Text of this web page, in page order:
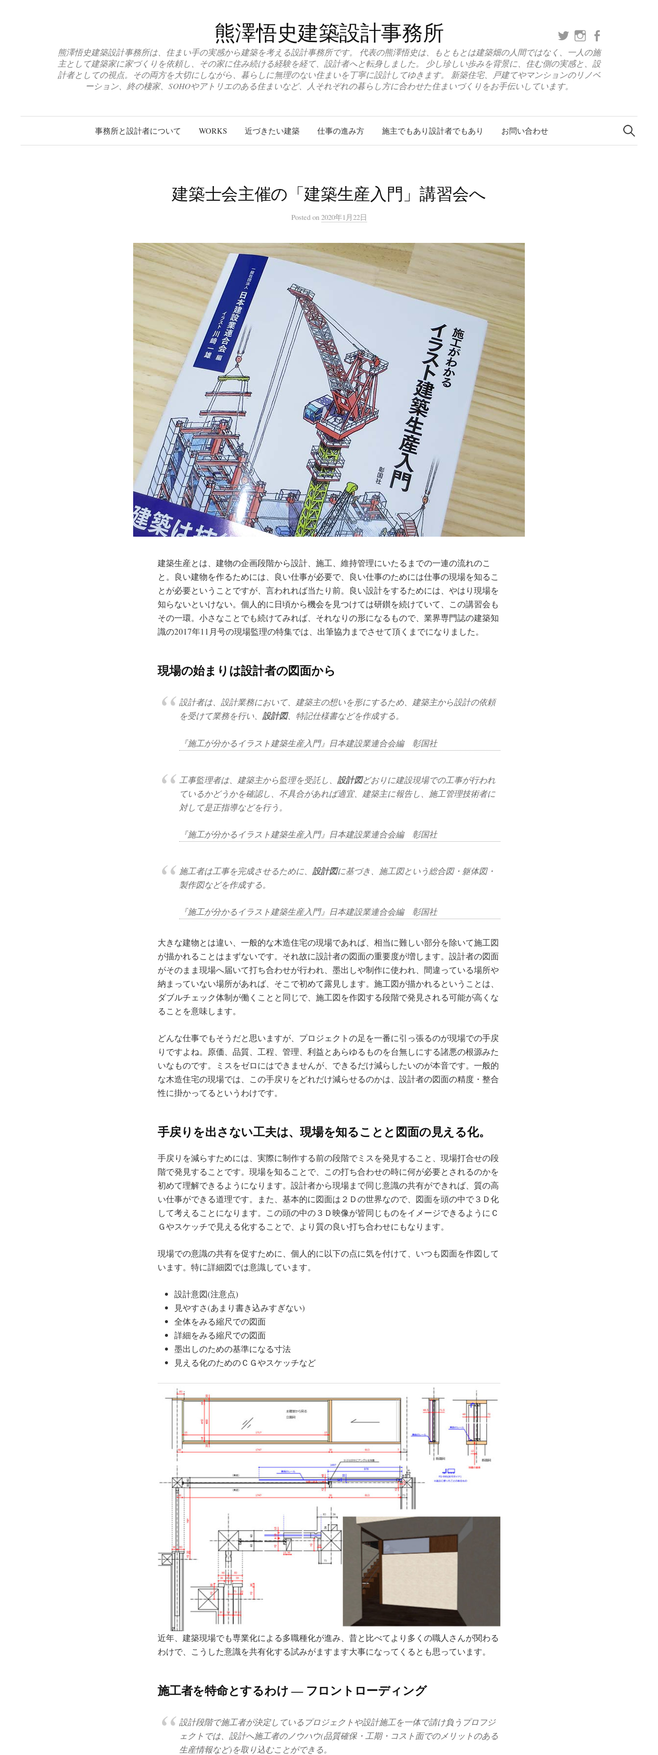
ッ
熊澤悟史建築設計事務所
熊澤悟史建築設計事務所は、住まい手の実感から建築を考える設計事務所です。 代表の熊澤悟史は、もともとは建築畑の人間ではなく、一人の施
主として建築家に家づくりを依頼し、その家に住み続ける経験を経て、設計者へと転身しました。 少し珍しい歩みを背景に、住む側の実感と、設
計者としての視点。その両方を大切にしながら、暮らしに無理のない住まいを丁寧に設計してゆきます。 新築住宅、戸建てやマンションのリノベ
ーション、終の棲家、SOHOやアトリエのある住まいなど、人それぞれの暮らし方に合わせた住まいづくりをお手伝いしています。
twitter instagram
事務所と設計者について WORKS 近づきたい建築 仕事の進み方 施主でもあり設計者でもあり お問い合わせ
検
索:
建築士会主催の「建築生産入門」講習会へ
Posted on 2020年1月22日
建築生産とは、建物の企画段階から設計、施工、維持管理にいたるまでの一連の流れのこ
と。良い建物を作るためには、良い仕事が必要で、良い仕事のためには仕事の現場を知るこ
とが必要ということですが、言われれば当たり前。良い設計をするためには、やはり現場を
知らないといけない。個人的に日頃から機会を見つけては研鑚を続けていて、この講習会も
その一環。小さなことでも続けてみれば、それなりの形になるもので、業界専門誌の建築知
識の2017年11月号の現場監理の特集では、出筆協力までさせて頂くまでになりました。
現場の始まりは設計者の図面から
設計者は、設計業務において、建築主の想いを形にするため、建築主から設計の依頼
を受けて業務を行い、 設計図、特記仕様書などを作成する。
『施工が分かるイラスト建築生産入門』日本建設業連合会編 彰国社
工事監理者は、建築主から監理を受託し、 設計図どおりに建設現場での工事が行われ
ているかどうかを確認し、不具合があれば適宜、建築主に報告し、施工管理技術者に
対して是正指導などを行う。
『施工が分かるイラスト建築生産入門』日本建設業連合会編 彰国社
施工者は工事を完成させるために、 設計図に基づき、施工図という総合図・躯体図・
製作図などを作成する。
『施工が分かるイラスト建築生産入門』日本建設業連合会編 彰国社
大きな建物とは違い、一般的な木造住宅の現場であれば、相当に難しい部分を除いて施工図
が描かれることはまずないです。それ故に設計者の図面の重要度が増します。設計者の図面
がそのまま現場へ届いて打ち合わせが行われ、墨出しや制作に使われ、間違っている場所や
納まっていない場所があれば、そこで初めて露見します。施工図が描かれるということは、
ダブルチェック体制が働くことと同じで、施工図を作図する段階で発見される可能が高くな
ることを意味します。
どんな仕事でもそうだと思いますが、プロジェクトの足を一番に引っ張るのが現場での手戻
りですよね。原価、品質、工程、管理、利益とあらゆるものを台無しにする諸悪の根源みた
いなものです。ミスをゼロにはできませんが、できるだけ減らしたいのが本音です。一般的
な木造住宅の現場では、この手戻りをどれだけ減らせるのかは、設計者の図面の精度・整合
性に掛かってるというわけです。
手戻りを出さない工夫は、現場を知ることと図面の見える化。
手戻りを減らすためには、実際に制作する前の段階でミスを発見すること、現場打合せの段
階で発見することです。現場を知ることで、この打ち合わせの時に何が必要とされるのかを
初めて理解できるようになります。設計者から現場まで同じ意識の共有ができれば、質の高
い仕事ができる道理です。また、基本的に図面は２Ｄの世界なので、図面を頭の中で３Ｄ化
して考えることになります。この頭の中の３Ｄ映像が皆同じものをイメージできるようにＣ
Ｇやスケッチで見える化することで、より質の良い打ち合わせにもなります。
現場での意識の共有を促すために、個人的に以下の点に気を付けて、いつも図面を作図して
います。特に詳細図では意識しています。
設計意図(注意点)
見やすさ(あまり書き込みすぎない)
全体をみる縮尺での図面
詳細をみる縮尺での図面
墨出しのための基準になる寸法
見える化のためのＣＧやスケッチなど
近年、建築現場でも専業化による多職種化が進み、昔と比べてより多くの職人さんが関わる
わけで、こうした意識を共有化する試みがますます大事になってくるとも思っています。
施工者を特命とするわけ ― フロントローディング
設計段階で施工者が決定しているプロジェクトや設計施工を一体で請け負うプロフジ
ェクトでは、設計へ施工者のノウハウ(品質確保・工期・コスト面でのメリットのある
生産情報など)を取り込むことができる。